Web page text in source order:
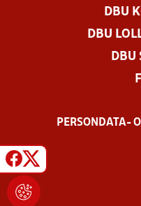
DBU
DBU
PERSONDATA-